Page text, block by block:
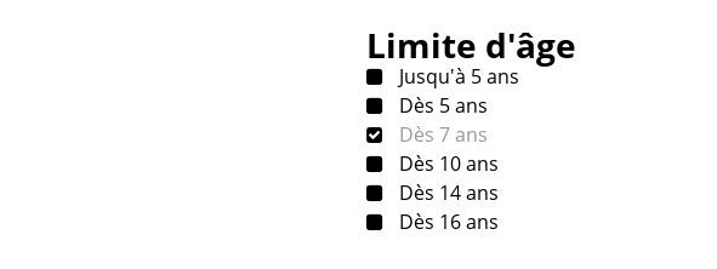
Limite d'âge
Jusqu'à 5 ans
Dès 5 ans
Dès 7 ans
Dès 10 ans
Dès 14 ans
Dès 16 ans